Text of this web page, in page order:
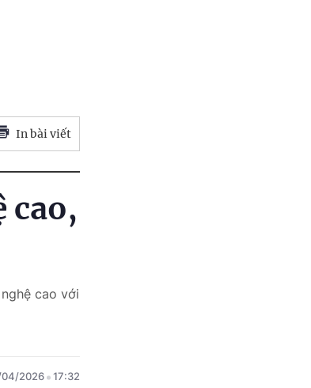
In bài viết
cao,
cao với
2026 17:32